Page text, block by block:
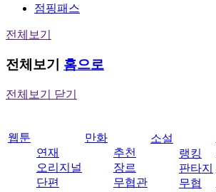
점핑패스
전체보기
전체보기 홈으로
전체보기 닫기
웹툰
연재
오리지널
단편
만화
추천
장르
무협관
소설
랭킹
판타지
무협